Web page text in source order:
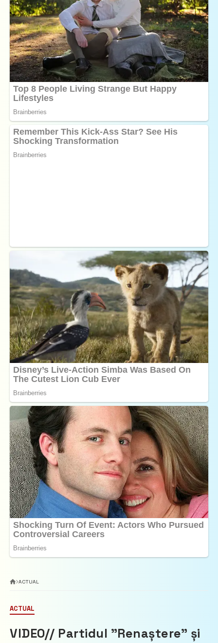
ACTUAL
ACTUAL
VIDEO// Partidul ”Renaștere” și